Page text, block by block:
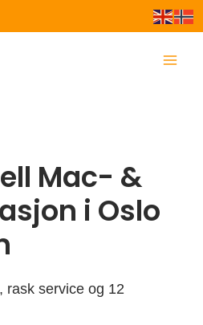
Mac- &
i Oslo
rask service og 12